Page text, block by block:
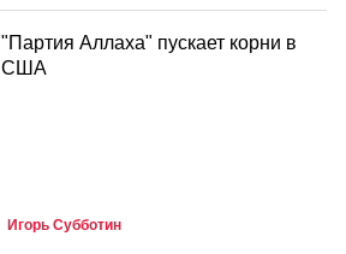
"Партия Аллаха" пускает корни в
США
Игорь Субботин